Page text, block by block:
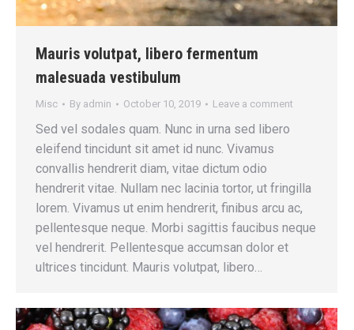
Mauris volutpat, libero fermentum
malesuada vestibulum
Misc By admin October 10, 2019 Leave a comment
Sed vel sodales quam. Nunc in urna sed libero
eleifend tincidunt sit amet id nunc. Vivamus
convallis hendrerit diam, vitae dictum odio
hendrerit vitae. Nullam nec lacinia tortor, ut fringilla
lorem. Vivamus ut enim hendrerit, finibus arcu ac,
pellentesque neque. Morbi sagittis faucibus neque
vel hendrerit. Pellentesque accumsan dolor et
ultrices tincidunt. Mauris volutpat, libero…